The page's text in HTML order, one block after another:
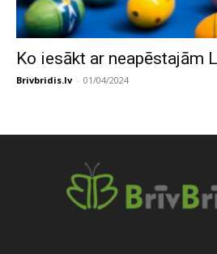
Ko iesākt ar neapēstajām
Brivbridis.lv - 01/04/2024